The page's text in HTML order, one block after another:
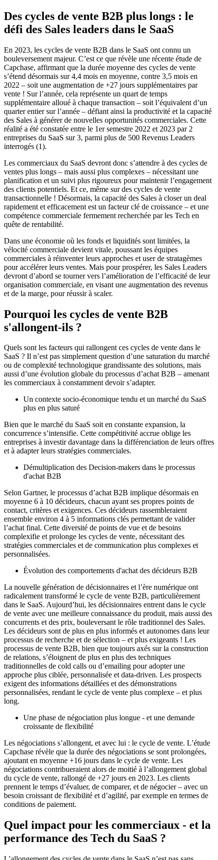
Des cycles de vente B2B plus longs : le
défi des Sales leaders dans le SaaS
En 2023, les cycles de vente B2B dans le SaaS ont connu un
bouleversement majeur. C’est ce que révèle une récente étude de
Capchase, affirmant que la durée moyenne des cycles de vente
s’étend désormais sur 4,4 mois en moyenne, contre 3,5 mois en
2022 – soit une augmentation de +27 jours supplémentaires par
vente ! Sur l’année, cela représente un quart de temps
supplémentaire alloué à chaque transaction – soit l’équivalent d’un
quarter entier sur l’année – défiant ainsi la productivité et la capacité
des Sales à générer de nouvelles opportunités commerciales. Cette
réalité a été constatée entre le 1er semestre 2022 et 2023 par 2
entreprises du SaaS sur 3, parmi plus de 500 Revenus Leaders
interrogés (1).
Les commerciaux du SaaS devront donc s’attendre à des cycles de
ventes plus longs – mais aussi plus complexes – nécessitant une
planification et un suivi plus rigoureux pour maintenir l’engagement
des clients potentiels. Et ce, même sur des cycles de vente
transactionnelle ! Désormais, la capacité des Sales à closer un deal
rapidement et efficacement est un facteur clé de croissance – et une
compétence commerciale fermement recherchée par les Tech en
quête de rentabilité.
Dans une économie où les fonds et liquidités sont limitées, la
vélocité commerciale devient vitale, poussant les équipes
commerciales à réinventer leurs approches et user de stratagèmes
pour accélérer leurs ventes. Mais pour prospérer, les Sales Leaders
devront d’abord se tourner vers l’amélioration de l’efficacité de leur
organisation commerciale, en visant une augmentation des revenus
et de la marge, pour réussir à scaler.
Pourquoi les cycles de vente B2B
s'allongent-ils ?
Quels sont les facteurs qui rallongent ces cycles de vente dans le
SaaS ? Il n’est pas simplement question d’une saturation du marché
ou de complexité technologique grandissante des solutions, mais
aussi d’une évolution globale du processus d’achat B2B – amenant
les commerciaux à constamment devoir s’adapter.
Un contexte socio-économique tendu et un marché du SaaS
plus en plus saturé
Bien que le marché du SaaS soit en constante expansion, la
concurrence s’intensifie. Cette compétitivité accrue oblige les
entreprises à investir davantage dans la différenciation de leurs offres
et à adapter leurs stratégies commerciales.
Démultiplication des Decision-makers dans le processus
d'achat B2B
Selon Gartner, le processus d’achat B2B implique désormais en
moyenne 6 à 10 décideurs, chacun ayant ses propres points de
contact, critères et exigences. Ces décideurs rassembleraient
ensemble environ 4 à 5 informations clés permettant de valider
l’achat final. Cette diversité de points de vue et de besoins
complexifie et prolonge les cycles de vente, nécessitant des
stratégies commerciales et de communication plus complexes et
personnalisées.
Évolution des comportements d'achat des décideurs B2B
La nouvelle génération de décisionnaires et l’ère numérique ont
radicalement transformé le cycle de vente B2B, particulièrement
dans le SaaS. Aujourd’hui, les décisionnaires entrent dans le cycle
de vente avec une meilleure connaissance du produit, mais aussi des
concurrents et des prix, bouleversant le rôle traditionnel des Sales.
Les décideurs sont de plus en plus informés et autonomes dans leur
processus de recherche et de sélection – et plus exigeants ! Les
processus de vente B2B, bien que toujours axés sur la construction
de relations, s’éloignent de plus en plus des techniques
traditionnelles de cold calls ou d’emailing pour adopter une
approche plus ciblée, personnalisée et data-driven. Les prospects
exigent des informations détaillées et des démonstrations
personnalisées, rendant le cycle de vente plus complexe – et plus
long.
Une phase de négociation plus longue - et une demande
croissante de flexibilité
Les négociations s’allongent, et avec lui : le cycle de vente. L’étude
Capchase révèle que la durée des négociations se sont prolongées,
ajoutant en moyenne +16 jours dans le cycle de vente. Les
négociations contribueraient alors de moitié à l’allongement global
du cycle de vente, rallongé de +27 jours en 2023. Les clients
prennent le temps d’évaluer, de comparer, et de négocier – avec un
besoin croissant de flexibilité et d’agilité, par exemple en termes de
conditions de paiement.
Quel impact pour les commerciaux - et la
performance des Tech du SaaS ?